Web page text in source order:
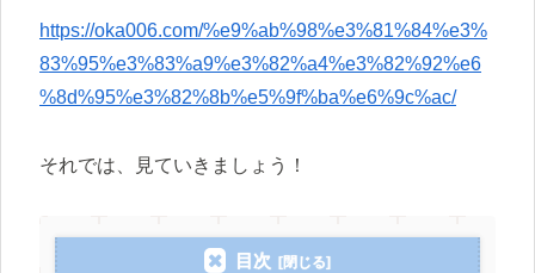
https://oka006.com/%e9%ab%98%e3%81%84%e3%
83%95%e3%83%a9%e3%82%a4%e3%82%92%e6
%8d%95%e3%82%8b%e5%9f%ba%e6%9c%ac/
それでは、見ていきましょう！
目次